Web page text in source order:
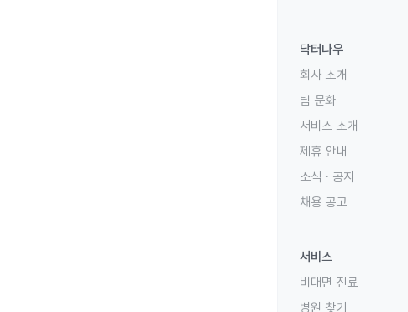
닥터나우
회사 소개
팀 문화
서비스 소개
제휴 안내
소식 · 공지
채용 공고
서비스
비대면 진료
병원 찾기